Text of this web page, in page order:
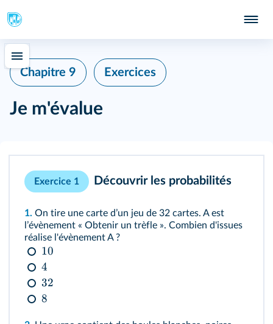
Chapitre 9 Exercices
Je m'évalue
Exercice 1 Découvrir les probabilités
1. On tire une carte dʼun jeu de 32 cartes. A est
lʼévènement « Obtenir un trèfle ». Combien d'issues
réalise l'évènement A ?
10
4
32
8